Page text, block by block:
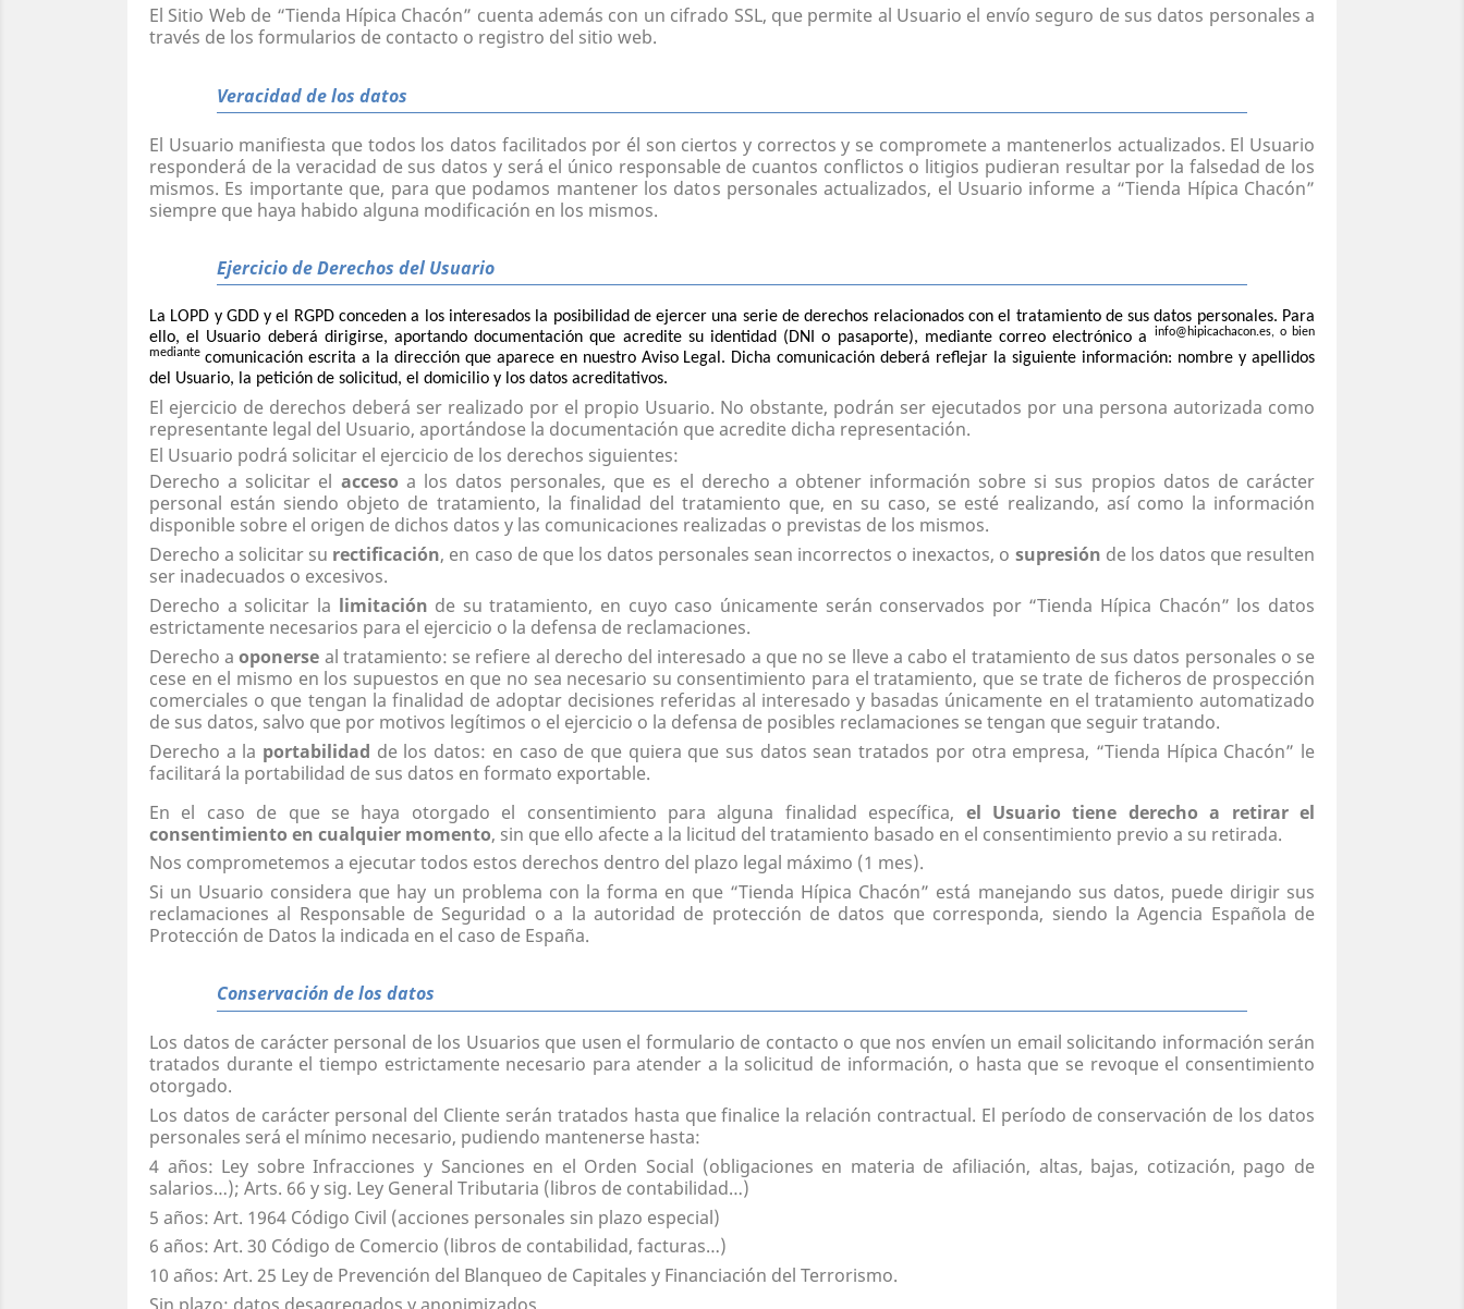
El Sitio Web de “Tienda Hípica Chacón” cuenta además con un cifrado SSL, que permite al Usuario el envío seguro de sus datos personales a
través de los formularios de contacto o registro del sitio web.
Veracidad de los datos
El Usuario manifiesta que todos los datos facilitados por él son ciertos y correctos y se compromete a mantenerlos actualizados. El Usuario
responderá de la veracidad de sus datos y será el único responsable de cuantos conflictos o litigios pudieran resultar por la falsedad de los
mismos. Es importante que, para que podamos mantener los datos personales actualizados, el Usuario informe a “Tienda Hípica Chacón”
siempre que haya habido alguna modificación en los mismos.
Ejercicio de Derechos del Usuario
La LOPD y GDD y el RGPD conceden a los interesados la posibilidad de ejercer una serie de derechos relacionados con el tratamiento de sus datos personales. Para
ello, el Usuario deberá dirigirse, aportando documentación que acredite su identidad (DNI o pasaporte), mediante correo electrónico a
info@hipicachacon.es, o bien
mediante comunicación escrita a la dirección que aparece en nuestro Aviso Legal. Dicha comunicación deberá reflejar la siguiente información: nombre y apellidos
del Usuario, la petición de solicitud, el domicilio y los datos acreditativos.
El ejercicio de derechos deberá ser realizado por el propio Usuario. No obstante, podrán ser ejecutados por una persona autorizada como
representante legal del Usuario, aportándose la documentación que acredite dicha representación.
El Usuario podrá solicitar el ejercicio de los derechos siguientes:
Derecho a solicitar el acceso a los datos personales, que es el derecho a obtener información sobre si sus propios datos de carácter
personal están siendo objeto de tratamiento, la finalidad del tratamiento que, en su caso, se esté realizando, así como la información
disponible sobre el origen de dichos datos y las comunicaciones realizadas o previstas de los mismos.
Derecho a solicitar su rectificación, en caso de que los datos personales sean incorrectos o inexactos, o supresión de los datos que resulten
ser inadecuados o excesivos.
Derecho a solicitar la limitación de su tratamiento, en cuyo caso únicamente serán conservados por “Tienda Hípica Chacón” los datos
estrictamente necesarios para el ejercicio o la defensa de reclamaciones.
Derecho aoponerse al tratamiento: se refiere al derecho del interesado a que no se lleve a cabo el tratamiento de sus datos personales o se
cese en el mismo en los supuestos en que no sea necesario su consentimiento para el tratamiento, que se trate de ficheros de prospección
comerciales o que tengan la finalidad de adoptar decisiones referidas al interesado y basadas únicamente en el tratamiento automatizado
de sus datos, salvo que por motivos legítimos o el ejercicio o la defensa de posibles reclamaciones se tengan que seguir tratando.
Derecho a la portabilidad de los datos: en caso de que quiera que sus datos sean tratados por otra empresa, “Tienda Hípica Chacón” le
facilitará la portabilidad de sus datos en formato exportable.
En el caso de que se haya otorgado el consentimiento para alguna finalidad específica, el Usuario tiene derecho a retirar el
consentimiento en cualquier momento, sin que ello afecte a la licitud del tratamiento basado en el consentimiento previo a su retirada.
Nos comprometemos a ejecutar todos estos derechos dentro del plazo legal máximo (1 mes).
Si un Usuario considera que hay un problema con la forma en que “Tienda Hípica Chacón” está manejando sus datos, puede dirigir sus
reclamaciones al Responsable de Seguridad o a la autoridad de protección de datos que corresponda, siendo la Agencia Española de
Protección de Datos la indicada en el caso de España.
Conservación de los datos
Los datos de carácter personal de los Usuarios que usen el formulario de contacto o que nos envíen un email solicitando información serán
tratados durante el tiempo estrictamente necesario para atender a la solicitud de información, o hasta que se revoque el consentimiento
otorgado.
Los datos de carácter personal del Cliente serán tratados hasta que finalice la relación contractual. El período de conservación de los datos
personales será el mínimo necesario, pudiendo mantenerse hasta:
4 años: Ley sobre Infracciones y Sanciones en el Orden Social (obligaciones en materia de afiliación, altas, bajas, cotización, pago de
salarios…); Arts. 66 y sig. Ley General Tributaria (libros de contabilidad…)
5 años: Art. 1964 Código Civil (acciones personales sin plazo especial)
6 años: Art. 30 Código de Comercio (libros de contabilidad, facturas…)
10 años: Art. 25 Ley de Prevención del Blanqueo de Capitales y Financiación del Terrorismo.